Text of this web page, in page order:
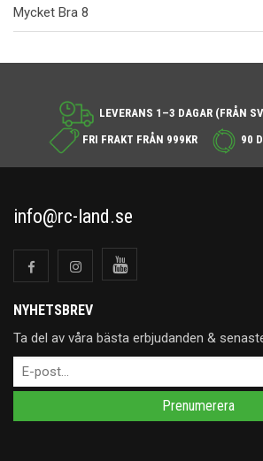
Mycket Bra 8
LEVERANS 1–3 DAGAR (FRÅN
FRI FRAKT FRÅN 999KR
90
info@rc-land.se
NYHETSBREV
Ta del av våra bästa erbjudanden &
Prenumerera